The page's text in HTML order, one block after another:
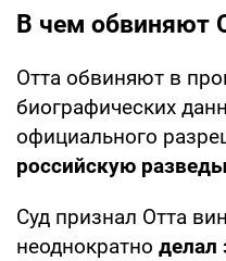
В чем обвиняют
Отта обвиняют в
биографических
официального
российскую
Суд признал Отта
неоднократно делал